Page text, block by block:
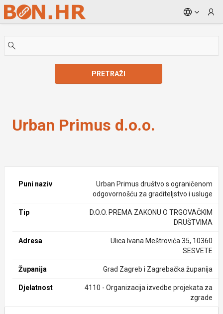
Skip to Main Content
PRETRAŽI
Urban Primus d.o.o.
Puni naziv
Urban Primus društvo s ograničenom
odgovornošću za graditeljstvo i usluge
Tip
D.O.O. PREMA ZAKONU O TRGOVAČKIM
DRUŠTVIMA
Adresa
Ulica Ivana Meštrovića 35, 10360
SESVETE
Županija Grad Zagreb i Zagrebačka županija
Djelatnost
4110 - Organizacija izvedbe projekata za
zgrade